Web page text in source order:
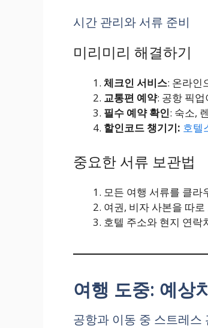
시간 관리와 서류 준비
미리미리 해결하기
체크인 서비스: 온라인
교통편 예약: 공항 픽
필수 예약 확인: 숙소,
할인코드 챙기기: 호텔
중요한 서류 보관법
모든 여행 서류를 클라
여권, 비자 사본을 따로
호텔 주소와 현지 연락
여행 도중: 예상
공항과 이동 중 스트레스